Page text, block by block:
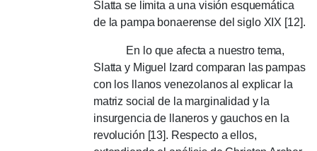
Slatta se limita a una visión esquemática
de la pampa bonaerense del siglo XIX [12].
En lo que afecta a nuestro tema,
Slatta y Miguel Izard comparan las pampas
con los llanos venezolanos al explicar la
matriz social de la marginalidad y la
insurgencia de llaneros y gauchos en la
revolución [13]. Respecto a ellos,